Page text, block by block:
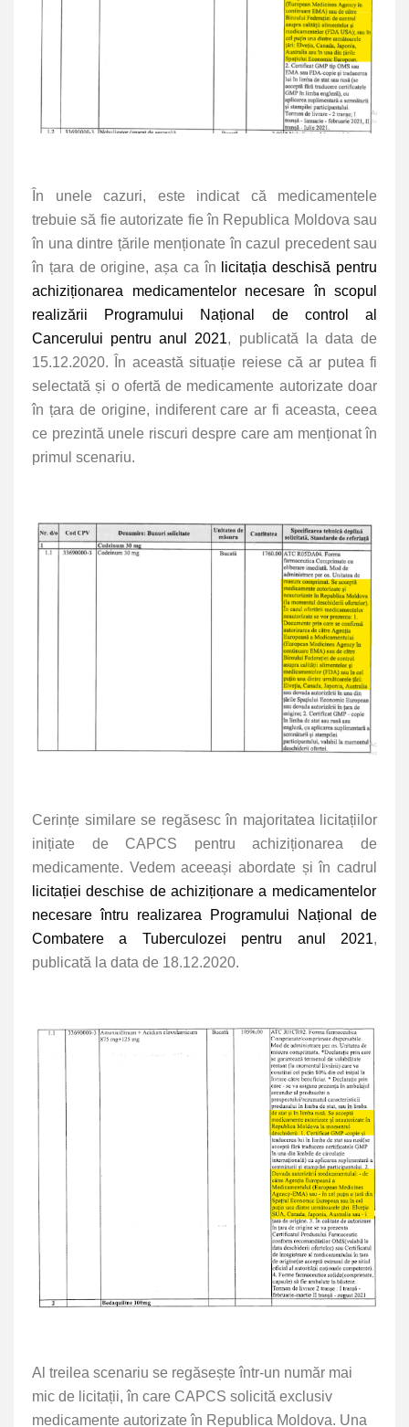
În unele cazuri, este indicat că medicamentele
trebuie să fie autorizate fie în Republica Moldova sau
în una dintre țările menționate în cazul precedent sau
în țara de origine, așa ca în
licitația deschisă pentru
achiziționarea medicamentelor necesare în scopul
realizării Programului Național de control al
Cancerului pentru anul 2021, publicată la data de
15.12.2020. În această situație reiese că ar putea fi
selectată și o ofertă de medicamente autorizate doar
în țara de origine, indiferent care ar fi aceasta, ceea
ce prezintă unele riscuri despre care am menționat în
primul scenariu.
Cerințe similare se regăsesc în majoritatea licitațiilor
inițiate de CAPCS pentru achiziționarea de
medicamente. Vedem aceeași abordate și în cadrul
licitației deschise de achiziționare a medicamentelor
necesare întru realizarea Programului Național de
Combatere a Tuberculozei pentru anul 2021,
publicată la data de 18.12.2020.
Al treilea scenariu se regăsește într-un număr mai
mic de licitații, în care CAPCS solicită exclusiv
medicamente autorizate în Republica Moldova. Una